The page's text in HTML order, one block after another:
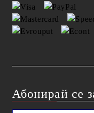
Абонирай се